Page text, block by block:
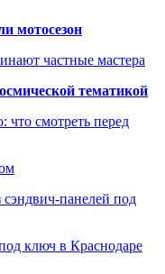
мотосезон
частные мастера
тематикой
что смотреть перед
сэндвич-панелей под
ключ в Краснодаре